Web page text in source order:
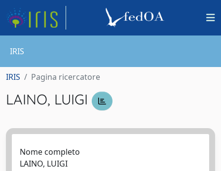
IRIS
IRIS Pagina ricercatore
LAINO, LUIGI
Nome completo
LAINO, LUIGI